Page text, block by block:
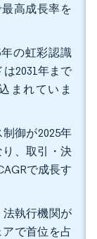
最高成長率を
の虹彩認識
2031年まで
まれていま
御が2025年
り、取引・決
で成長す
執行機関が
アで首位を占